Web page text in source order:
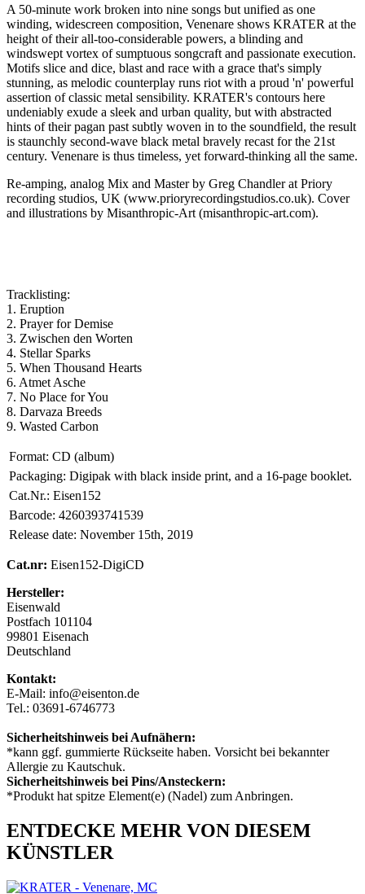
A 50-minute work broken into nine songs but unified as one
winding, widescreen composition, Venenare shows KRATER at the
height of their all-too-considerable powers, a blinding and
windswept vortex of sumptuous songcraft and passionate execution.
Motifs slice and dice, blast and race with a grace that's simply
stunning, as melodic counterplay runs riot with a proud 'n' powerful
assertion of classic metal sensibility. KRATER's contours here
undeniably exude a sleek and urban quality, but with abstracted
hints of their pagan past subtly woven in to the soundfield, the result
is staunchly second-wave black metal bravely recast for the 21st
century. Venenare is thus timeless, yet forward-thinking all the same.
Re-amping, analog Mix and Master by Greg Chandler at Priory
recording studios, UK (www.prioryrecordingstudios.co.uk). Cover
and illustrations by Misanthropic-Art (misanthropic-art.com).
Tracklisting:
1. Eruption
2. Prayer for Demise
3. Zwischen den Worten
4. Stellar Sparks
5. When Thousand Hearts
6. Atmet Asche
7. No Place for You
8. Darvaza Breeds
9. Wasted Carbon
Format: CD (album)
Packaging: Digipak with black inside print, and a 16-page booklet.
Cat.Nr.: Eisen152
Barcode: 4260393741539
Release date: November 15th, 2019
Cat.nr: Eisen152-DigiCD
Hersteller:
Eisenwald
Postfach 101104
99801 Eisenach
Deutschland
Kontakt:
E-Mail: info@eisenton.de
Tel.: 03691-6746773
Sicherheitshinweis bei Aufnähern:
*kann ggf. gummierte Rückseite haben. Vorsicht bei bekannter
Allergie zu Kautschuk.
Sicherheitshinweis bei Pins/Ansteckern:
*Produkt hat spitze Element(e) (Nadel) zum Anbringen.
ENTDECKE MEHR VON DIESEM
KÜNSTLER